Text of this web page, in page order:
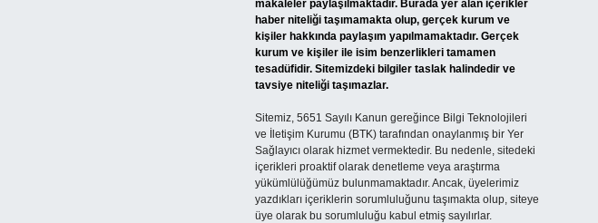
makaleler paylaşılmaktadır. Burada yer alan içerikler
haber niteliği taşımamakta olup, gerçek kurum ve
kişiler hakkında paylaşım yapılmamaktadır. Gerçek
kurum ve kişiler ile isim benzerlikleri tamamen
tesadüfidir. Sitemizdeki bilgiler taslak halindedir ve
tavsiye niteliği taşımazlar.
Sitemiz, 5651 Sayılı Kanun gereğince Bilgi Teknolojileri
ve İletişim Kurumu (BTK) tarafından onaylanmış bir Yer
Sağlayıcı olarak hizmet vermektedir. Bu nedenle, sitedeki
içerikleri proaktif olarak denetleme veya araştırma
yükümlülüğümüz bulunmamaktadır. Ancak, üyelerimiz
yazdıkları içeriklerin sorumluluğunu taşımakta olup, siteye
üye olarak bu sorumluluğu kabul etmiş sayılırlar.